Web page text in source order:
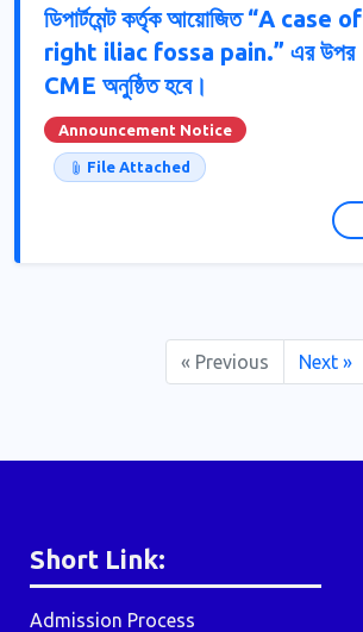
ডিপার্টমেন্ট কর্তৃক আয়োজিত “A case of
right iliac fossa pain.” এর উপর
CME অনুষ্ঠিত হবে।
Announcement Notice
File Attached
« Previous Next »
Short Link:
Admission Process